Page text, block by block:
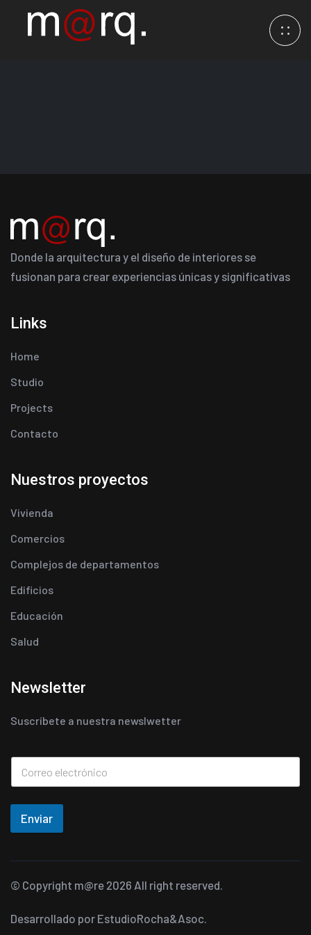
Donde la arquitectura y el diseño de interiores se
fusionan para crear experiencias únicas y significativas
Links
Home
Studio
Projects
Contacto
Nuestros proyectos
Vivienda
Comercios
Complejos de departamentos
Edificios
Educación
Salud
Newsletter
Suscríbete a nuestra newslwetter
Enviar
© Copyright m@re 2026 All right reserved.
Desarrollado por EstudioRocha&Asoc.